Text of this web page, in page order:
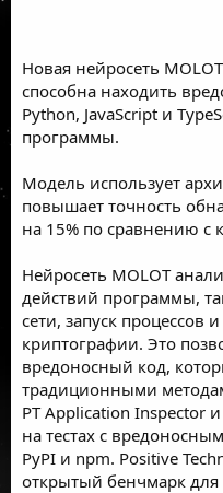
Новая нейросеть
способна находить
Python, JavaScript и
программы.
Модель использует
повышает точность
на 15% по сравнению с
Нейросеть MOLOT
действий программы,
сети, запуск процессов
криптографии. Это
вредоносный код,
традиционными
PT Application Inspector
на тестах с
PyPI и npm. Positive
открытый бенчмарк